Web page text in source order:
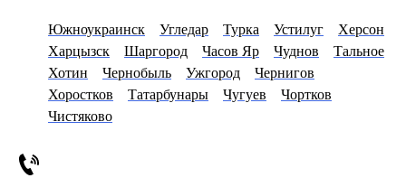
Южноукраинск Угледар Турка Устилуг
Херсон
Харцызск
Шаргород Часов Яр Чуднов
Тальное
Хотин
Чернобыль Ужгород
Чернигов
Хоростков
Татарбунары Чугуев
Чортков
Чистяково